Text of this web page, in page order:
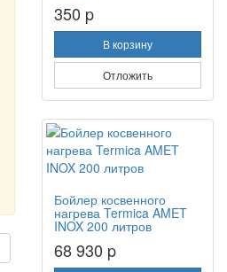
350 p
В корзину
Отложить
Бойлер косвенного
нагрева Termica AMET
INOX 200 литров
68 930 p